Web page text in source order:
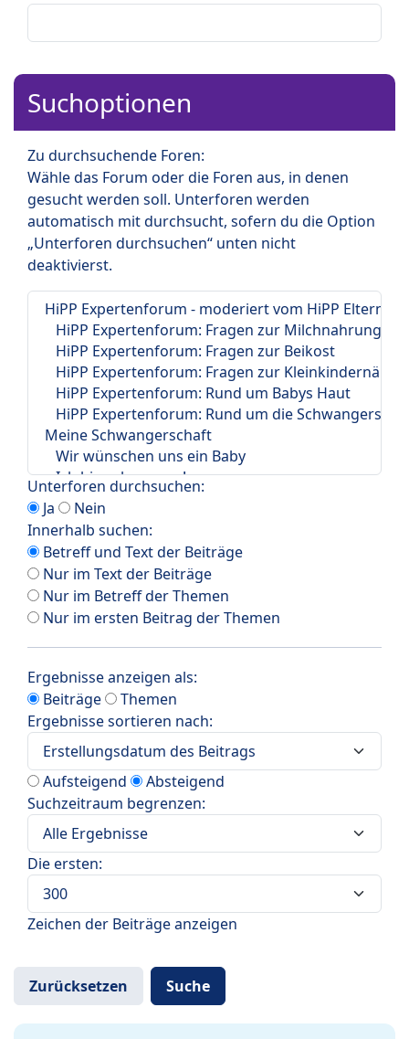
Suchoptionen
Zu durchsuchende Foren:
Wähle das Forum oder die Foren aus, in denen
gesucht werden soll. Unterforen werden
automatisch mit durchsucht, sofern du die Option
„Unterforen durchsuchen“ unten nicht
deaktivierst.
Unterforen durchsuchen:
Ja
Nein
Innerhalb suchen:
Betreff und Text der Beiträge
Nur im Text der Beiträge
Nur im Betreff der Themen
Nur im ersten Beitrag der Themen
Ergebnisse anzeigen als:
Beiträge
Themen
Ergebnisse sortieren nach:
Aufsteigend
Absteigend
Suchzeitraum begrenzen:
Die ersten:
Zeichen der Beiträge anzeigen